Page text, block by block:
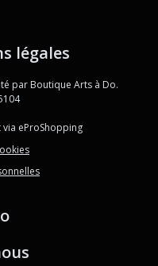
légales
par Boutique Arts à Do.
eProShopping